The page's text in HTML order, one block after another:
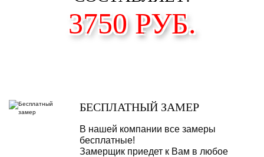
3750РУБ.
БЕСПЛАТНЫЙ ЗАМЕР
В нашей компании все замеры
бесплатные!
Замерщик приедет к Вам в любое